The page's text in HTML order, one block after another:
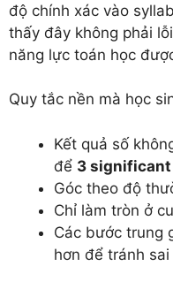
độ chính xác vào
thấy đây không phải
năng lực toán học
Quy tắc nền mà học
Kết quả số
để 3
Góc theo độ
Chỉ làm tròn ở
Các bước trung
hơn để tránh